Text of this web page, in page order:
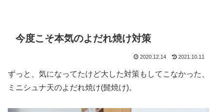
今度こそ本気のよだれ焼け対策
2020.12.14 2021.10.11
ずっと、気になってたけど大した対策もしてこなかった、
ミニシュナ天のよだれ焼け(髭焼け)。